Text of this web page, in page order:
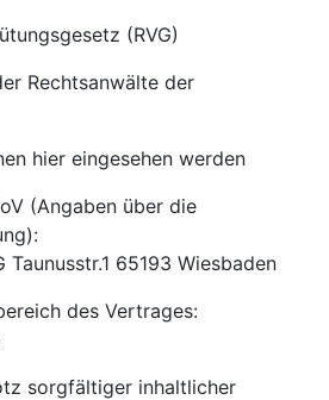
(RVG)
Rechtsanwälte der
hier eingesehen werden
(Angaben über die
Taunusstr.1 65193 Wiesbaden
des Vertrages:
sorgfältiger inhaltlicher